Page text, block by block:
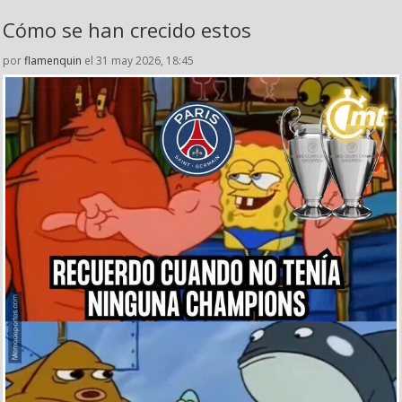
Cómo se han crecido estos
porflamenquin el 31 may 2026, 18:45